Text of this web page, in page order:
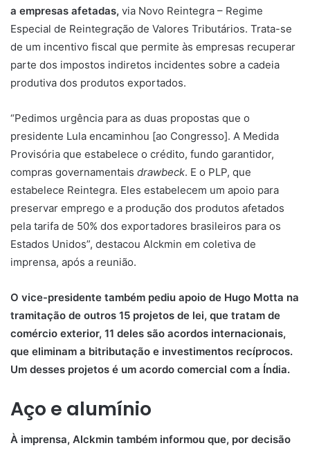
a empresas afetadas, via Novo Reintegra – Regime
Especial de Reintegração de Valores Tributários. Trata-se
de um incentivo fiscal que permite às empresas recuperar
parte dos impostos indiretos incidentes sobre a cadeia
produtiva dos produtos exportados.
“Pedimos urgência para as duas propostas que o
presidente Lula encaminhou [ao Congresso]. A Medida
Provisória que estabelece o crédito, fundo garantidor,
compras governamentais drawbeck. E o PLP, que
estabelece Reintegra. Eles estabelecem um apoio para
preservar emprego e a produção dos produtos afetados
pela tarifa de 50% dos exportadores brasileiros para os
Estados Unidos”, destacou Alckmin em coletiva de
imprensa, após a reunião.
O vice-presidente também pediu apoio de Hugo Motta na
tramitação de outros 15 projetos de lei, que tratam de
comércio exterior, 11 deles são acordos internacionais,
que eliminam a bitributação e investimentos recíprocos.
Um desses projetos é um acordo comercial com a Índia.
Aço e alumínio
À imprensa, Alckmin também informou que, por decisão